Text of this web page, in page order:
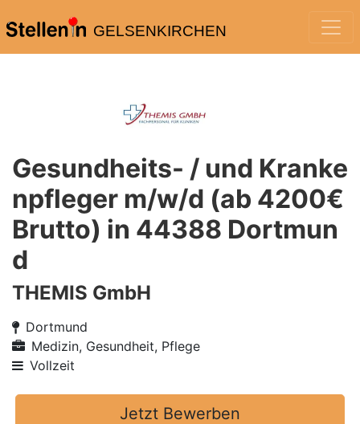
GELSENKIRCHEN
Gesundheits- / und Kranke
npfleger m/w/d (ab 4200€
Brutto) in 44388 Dortmun
d
THEMIS GmbH
Dortmund
Medizin, Gesundheit, Pflege
Vollzeit
Jetzt Bewerben